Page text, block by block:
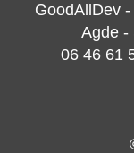
GoodAllDev
Agde -
06 46 61